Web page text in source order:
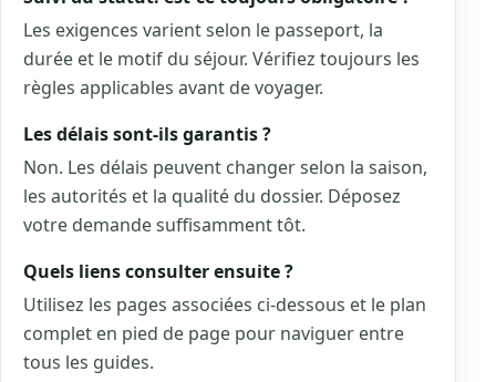
Les exigences varient selon le passeport, la
durée et le motif du séjour. Vérifiez toujours les
règles applicables avant de voyager.
Les délais sont-ils garantis ?
Non. Les délais peuvent changer selon la saison,
les autorités et la qualité du dossier. Déposez
votre demande suffisamment tôt.
Quels liens consulter ensuite ?
Utilisez les pages associées ci-dessous et le plan
complet en pied de page pour naviguer entre
tous les guides.